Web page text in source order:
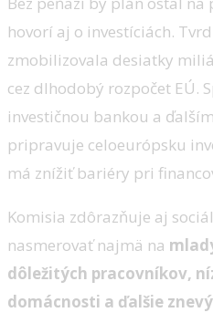
hovorí aj o investíciách.
zmobilizovala desiatky
cez dlhodobý rozpočet EÚ.
investičnou bankou a
pripravuje celoeurópsku
má znížiť bariéry pri
Komisia zdôrazňuje aj
nasmerovať najmä na
dôležitých pracovníkov,
domácnosti a ďalšie